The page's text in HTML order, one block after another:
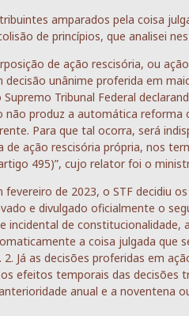
amparados pela coisa
de princípios, que analisei
de ação rescisória, ou
decisão unânime proferida em
Supremo Tribunal Federal
produz a automática reforma
Para que tal ocorra, será
de ação rescisória própria, nos
495)”, cujo relator foi o
fevereiro de 2023, o STF decidiu
e divulgado oficialmente o
incidental de
a coisa julgada que
Já as decisões proferidas em
efeitos temporais das decisões
anual e a noventena